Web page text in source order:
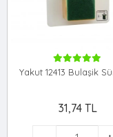
Yakut 12413 Bulaşik
31,74 TL